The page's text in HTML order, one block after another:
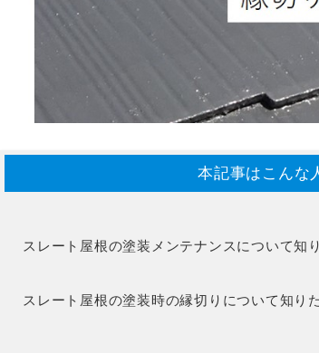
本記事はこんな
スレート屋根の塗装メンテナンスについて知
スレート屋根の塗装時の縁切りについて知り